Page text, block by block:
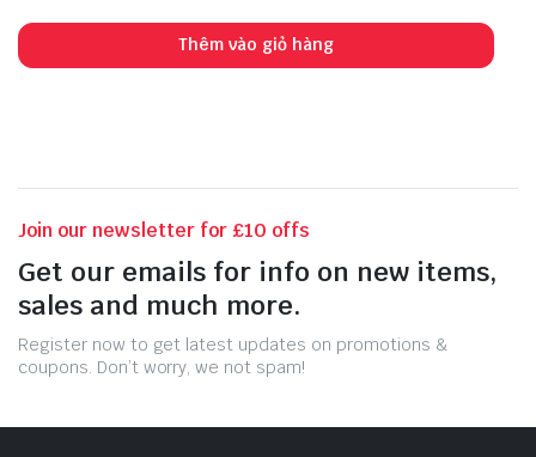
Thêm vào giỏ hàng
Join our newsletter for £10 offs
Get our emails for info on new items,
sales and much more.
Register now to get latest updates on promotions &
coupons. Don’t worry, we not spam!